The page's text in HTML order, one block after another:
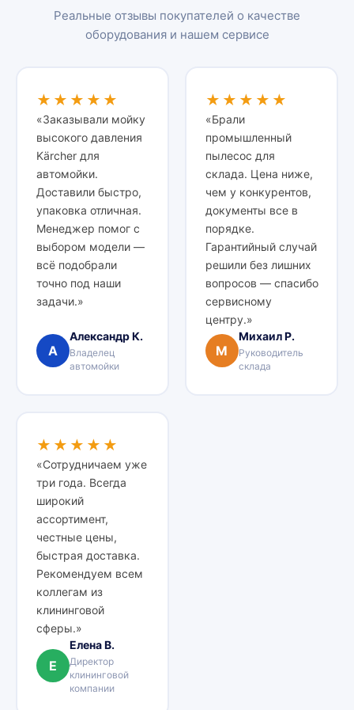
Реальные отзывы покупателей о качестве
оборудования и нашем сервисе
★★★★★
«Заказывали мойку
высокого давления
Kärcher для
автомойки.
Доставили быстро,
упаковка отличная.
Менеджер помог с
выбором модели —
всё подобрали
точно под наши
задачи.»
А
Александр К.
Владелец
автомойки
★★★★★
«Брали
промышленный
пылесос для
склада. Цена ниже,
чем у конкурентов,
документы все в
порядке.
Гарантийный случай
решили без лишних
вопросов — спасибо
сервисному
центру.»
М
Михаил Р.
Руководитель
склада
★★★★★
«Сотрудничаем уже
три года. Всегда
широкий
ассортимент,
честные цены,
быстрая доставка.
Рекомендуем всем
коллегам из
клининговой
сферы.»
Е
Елена В.
Директор
клининговой
компании